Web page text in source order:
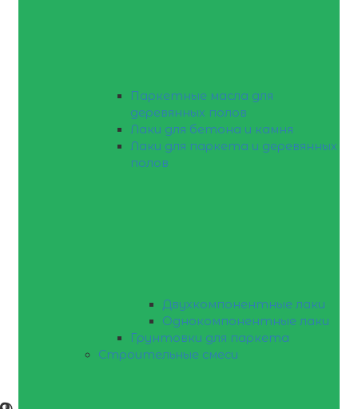
Паркетные масла для
деревянных полов
Лаки для бетона и камня
Лаки для паркета и деревянных
полов
Двухкомпонентные лаки
Однокомпонентные лаки
Грунтовки для паркета
Строительные смеси